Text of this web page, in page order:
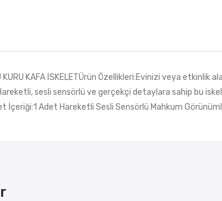
KURU KAFA İSKELETÜrün Özellikleri:Evinizi veya
sesli sensörlü ve gerçekçi detaylara sahip bu
İçeriği:1 Adet Hareketli Sesli Sensörlü Mahkum